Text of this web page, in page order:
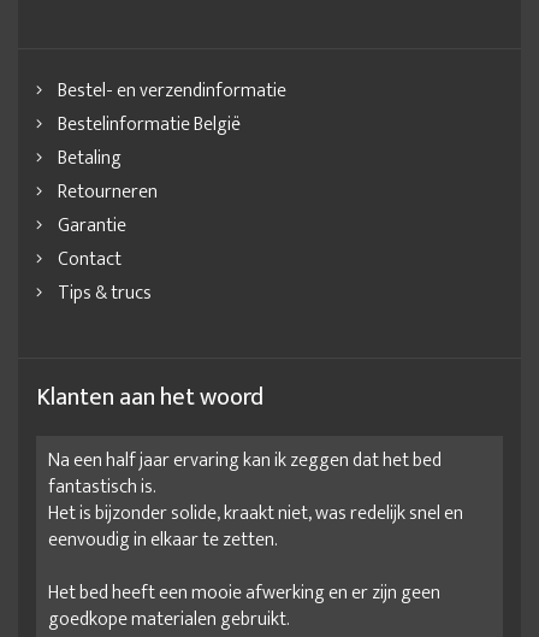
Bestel- en verzendinformatie
Bestelinformatie België
Betaling
Retourneren
Garantie
Contact
Tips & trucs
Klanten aan het woord
Na een half jaar ervaring kan ik zeggen dat het bed
fantastisch is.
Het is bijzonder solide, kraakt niet, was redelijk snel en
eenvoudig in elkaar te zetten.
Het bed heeft een mooie afwerking en er zijn geen
goedkope materialen gebruikt.